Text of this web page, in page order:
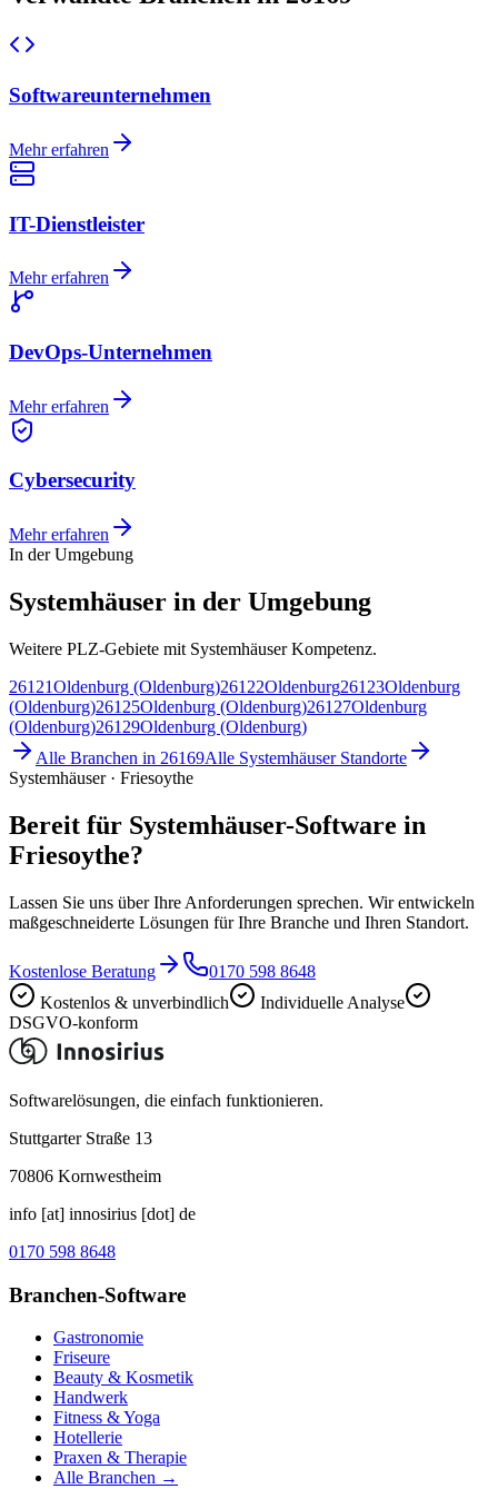
Softwareunternehmen
Mehr erfahren
IT-Dienstleister
Mehr erfahren
DevOps-Unternehmen
Mehr erfahren
Cybersecurity
Mehr erfahren
In der Umgebung
Systemhäuser in der Umgebung
Weitere PLZ-Gebiete mit Systemhäuser Kompetenz.
26121Oldenburg (Oldenburg)26122Oldenburg26123Oldenburg
(Oldenburg)26125Oldenburg (Oldenburg)26127Oldenburg
(Oldenburg)26129Oldenburg (Oldenburg)
Alle Branchen in 26169Alle SystemhäuserStandorte
Systemhäuser · Friesoythe
Bereit für Systemhäuser-Software in
Friesoythe?
Lassen Sie uns über Ihre Anforderungen sprechen. Wir entwickeln
maßgeschneiderte Lösungen für Ihre Branche und Ihren Standort.
Kostenlose Beratung
0170 598 8648
Kostenlos & unverbindlich
Individuelle Analyse
DSGVO-konform
Softwarelösungen, die einfach funktionieren.
Stuttgarter Straße 13
70806 Kornwestheim
info [at] innosirius [dot] de
0170 598 8648
Branchen-Software
Gastronomie
Friseure
Beauty & Kosmetik
Handwerk
Fitness & Yoga
Hotellerie
Praxen & Therapie
Alle Branchen →